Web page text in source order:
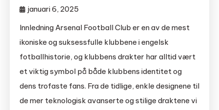
januari 6, 2025
Innledning Arsenal Football Club er en av de mest
ikoniske og suksessfulle klubbene i engelsk
fotballhistorie, og klubbens drakter har alltid vært
et viktig symbol på både klubbens identitet og
dens trofaste fans. Fra de tidlige, enkle designene til
de mer teknologisk avanserte og stilige draktene vi